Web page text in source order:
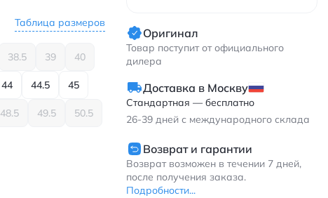
Таблица размеров
38.5 39 40
44 44.5 45
48.5 49.5 50.5
Оригинал
Товар поступит от официального
дилера
Доставка в Москву
Стандартная — бесплатно
26-39 дней с международного склада
Возврат и гарантии
Возврат возможен в течении 7 дней,
после получения заказа.
Подробности...